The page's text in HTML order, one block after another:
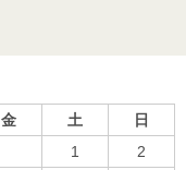
金 土
日
1
2